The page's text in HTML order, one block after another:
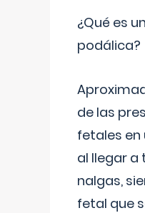
¿Qué es
podálica?
de las
fetales en
al llegar a
nalgas,
fetal que